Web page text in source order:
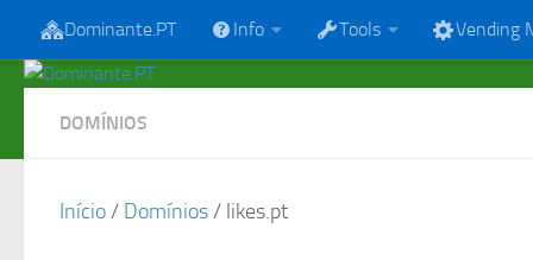
Skip to content
Dominante.PT Info Tools Vending
DOMÍNIOS
Início/ Domínios/ likes.pt